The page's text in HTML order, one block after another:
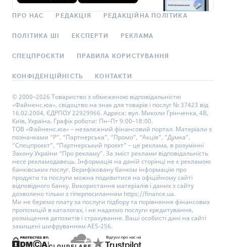
ПРО НАС РЕДАКЦІЯ РЕДАКЦІЙНА ПОЛІТИКА
ПОЛІТИКА ШІ ЕКСПЕРТИ РЕКЛАМА
СПЕЦПРОЄКТИ ПРАВИЛА КОРИСТУВАННЯ
КОНФІДЕНЦІЙНІСТЬ КОНТАКТИ
© 2000–2026 Товариство з обмеженою відповідальністю
«Файненс.юа», свідоцтво на знак для товарів і послуг № 37423 від
16.02.2004, ЄДРПОУ 22929966. Адреса: вул. Миколи Грінченка, 4В,
Київ, Україна. Графік роботи: Пн–Пт 9:00–18:00.
ТОВ «Файненс.юа» – незалежний фінансовий портал. Матеріали з
позначками “Р”, “Партнерська”, “Промо”, “Акція”, “Думка”,
“Спецпроєкт”, “Партнерський проєкт” – це реклама, в розумінні
Закону України “Про рекламу”. За зміст реклами відповідальність
несе рекламодавець. Інформація на даній сторінці не є рекламою
банківських послуг. Верифіковану банком інформацію про
продукти та послуги можна подивитися на офіційному сайті
відповідного банку. Використання матеріалів і даних з сайту
дозволено тільки з гіперпосиланням https://finance.ua.
Ми не беремо плату за послуги підбору та порівняння фінансових
пропозицій в каталогах, і не надаємо послуги кредитування,
розміщення депозитів і страхування. Ваші особисті дані на сайті
захищені шифруванням AES-256.